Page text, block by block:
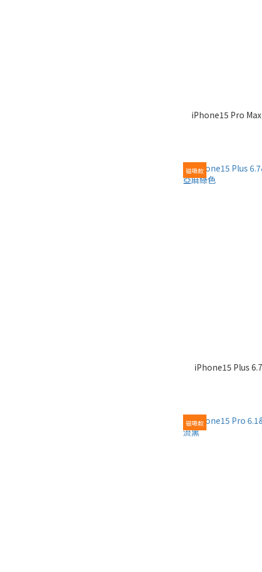
iPhone15 Pro Max 6.7" 磁吸軍規防震保護殼-
磁吸款
iPhone15 Plus 6.7" 磁吸軍規防震保護殼-亞麻
磁吸款